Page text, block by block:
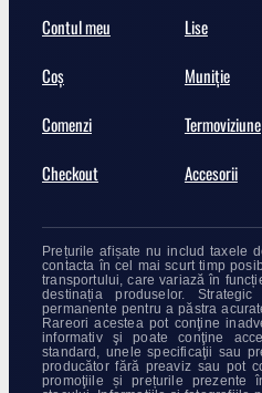
Contul meu
Coș
Comenzi
Checkout
Lise
Muniție
Termoviziune
Accesorii
Prețurile afișate nu includ taxele
contacta în cel mai scurt timp
transportului, care variază în
destinația produselor.
permanente pentru a păstra
Rareori acestea pot conţine
informativ şi poate conţine
standard, unele specificaţii sau
producător fără preaviz sau pot
promoţiile și prețurile prezente